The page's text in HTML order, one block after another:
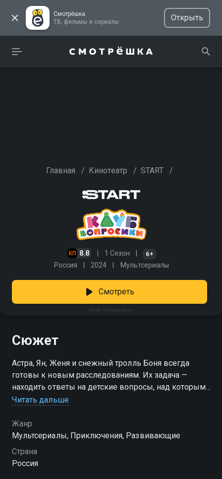
Смотрёшка
ТВ, фильмы и сериалы
Открыть
Главная / Кинотеатр / START /
8.8 1 Сезон 6+
Россия 2024 Мультсериалы
Клуб «Вопросики»
Смотреть
Сюжет
Астра, Ян, Женя и снежный тролль Боня всегда
готовы к новым расследованиям. Их задача —
находить ответы на детские вопросы, над которыми
ломают голову даже взрослые. Вместе они
удивительных явлений, делая обучение веселым и
увлекательным. «Клуб «Вопросики»» — смотрите
онлайн в хорошем качестве.
Читать дальше
Жанр
Мультсериалы, Приключения, Развивающие
Страна
Россия